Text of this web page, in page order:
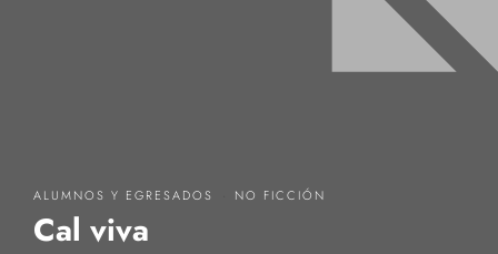
ALUMNOS Y EGRESADOS NO FICCIÓN
Cal viva